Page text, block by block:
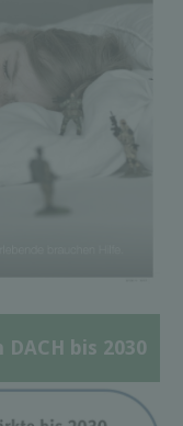
DACH bis 2030